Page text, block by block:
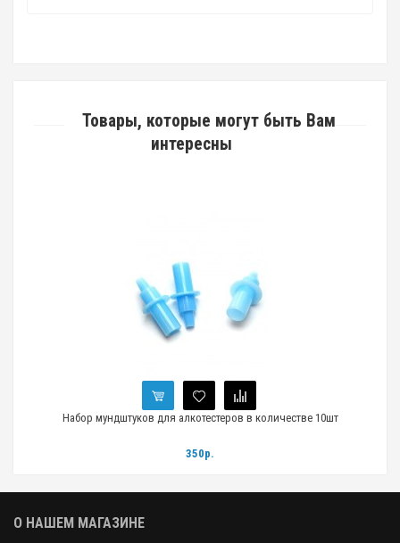
Товары, которые могут быть Вам
интересны
Набор мундштуков для алкотестеров в количестве 10шт
350р.
О НАШЕМ МАГАЗИНЕ